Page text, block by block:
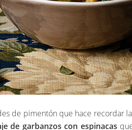
de pimentón que hace recordar
de garbanzos con espinacas